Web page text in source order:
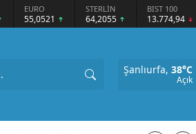
STERLİN
64,2055
BIST 100
13.774,94
GRAM GÜMÜŞ
98,11
Şanlıurfa, 38°C
Açık